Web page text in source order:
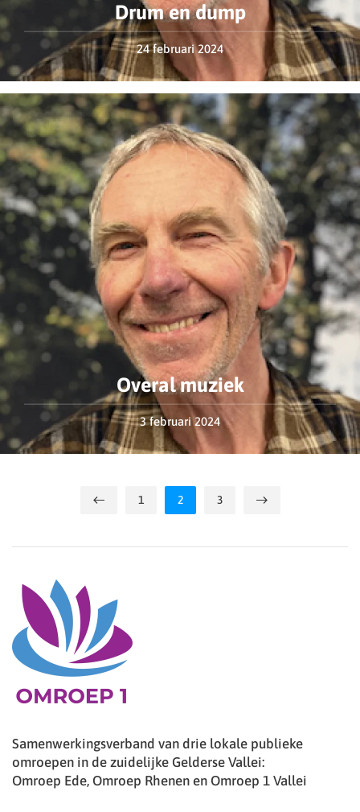
Drum en dump
24 februari 2024
Overal muziek
3 februari 2024
1 2 3
Samenwerkingsverband van drie lokale publieke
omroepen in de zuidelijke Gelderse Vallei:
Omroep Ede, Omroep Rhenen en Omroep 1 Vallei